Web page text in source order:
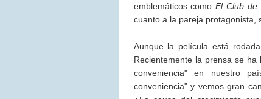
emblemáticos comoEl Club de
cuanto a la pareja protagonista,
Aunque la película está
Recientemente la prensa se
conveniencia" en nuestro
conveniencia" y vemos gran